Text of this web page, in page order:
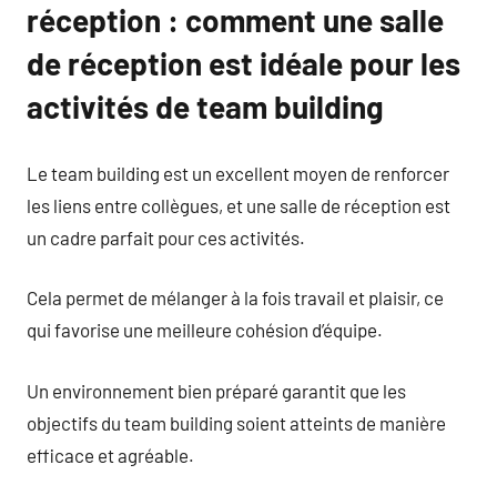
réception : comment une salle
de réception est idéale pour les
activités de team building
Le team building est un excellent moyen de renforcer
les liens entre collègues, et une salle de réception est
un cadre parfait pour ces activités.
Cela permet de mélanger à la fois travail et plaisir, ce
qui favorise une meilleure cohésion d’équipe.
Un environnement bien préparé garantit que les
objectifs du team building soient atteints de manière
efficace et agréable.